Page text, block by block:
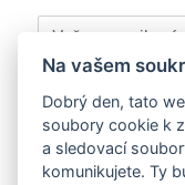
Email
Odesláním souhlasíte
nabízení a zpracování
Haščáková, IČ:
souhlas odvolat. Více
Na vašem
Dobrý den, tato
soubory cookie k
a sledovací
komunikujete. Ty